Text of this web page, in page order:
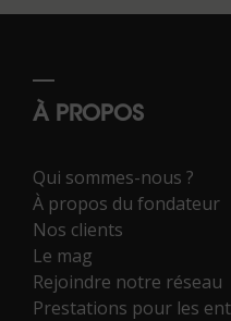
À PROPOS
Qui sommes-nous ?
À propos du fondateur
Nos clients
Le mag
Rejoindre notre réseau
Prestations pour les